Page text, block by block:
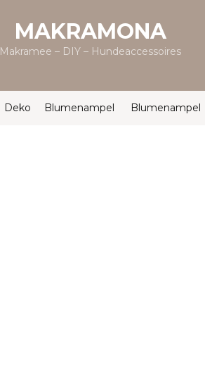
MAKRAMONA
Makramee – DIY – Hundeaccessoires
Deko Blumenampel Blumenampel